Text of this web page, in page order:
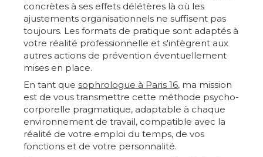
concrètes à ses effets délétères là où les
ajustements organisationnels ne suffisent pas
toujours. Les formats de pratique sont adaptés à
votre réalité professionnelle et s'intègrent aux
autres actions de prévention éventuellement
mises en place.
En tant que sophrologue à Paris 16, ma mission
est de vous transmettre cette méthode psycho-
corporelle pragmatique, adaptable à chaque
environnement de travail, compatible avec la
réalité de votre emploi du temps, de vos
fonctions et de votre personnalité.